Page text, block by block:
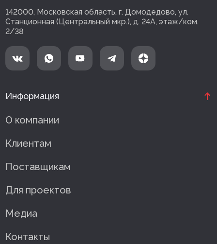
142000, Московская область, г. Домодедово, ул.
Станционная (Центральный мкр.), д. 24А, этаж/ком.
2/38
Информация
О компании
Клиентам
Поставщикам
Для проектов
Медиа
Контакты